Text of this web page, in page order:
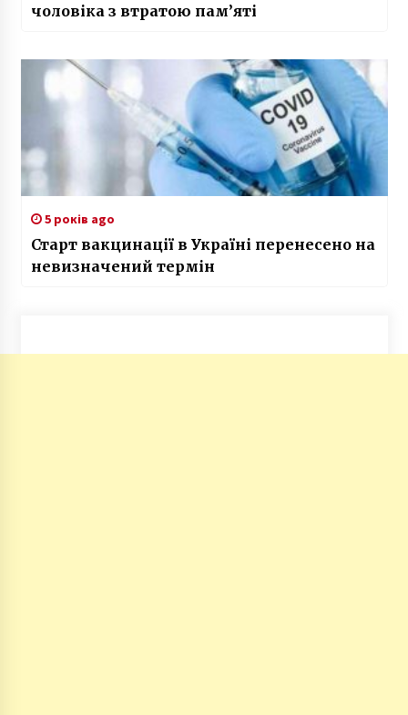
чоловіка з втратою пам’яті
5 років ago
Старт вакцинації в Україні перенесено на
невизначений термін